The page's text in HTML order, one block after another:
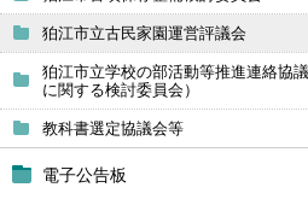
狛江市立古民家園運営評議会
狛江市立学校の部活動等推進連絡協
に関する検討委員会）
教科書選定協議会等
電子公告板